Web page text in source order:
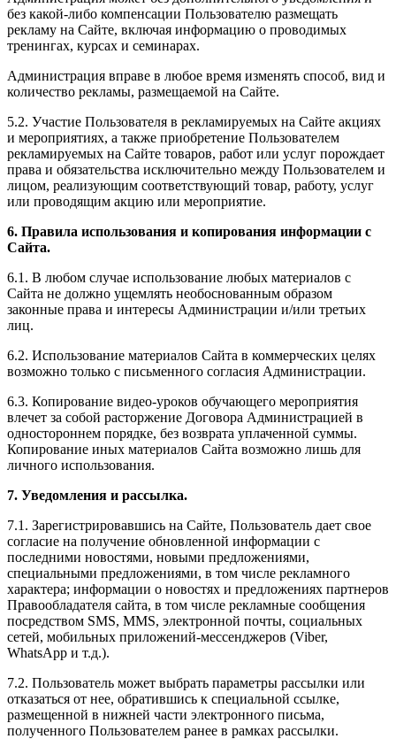
без какой-либо компенсации Пользователю размещать
рекламу на Сайте, включая информацию о проводимых
тренингах, курсах и семинарах.
Администрация вправе в любое время изменять способ, вид и
количество рекламы, размещаемой на Сайте.
5.2. Участие Пользователя в рекламируемых на Сайте акциях
и мероприятиях, а также приобретение Пользователем
рекламируемых на Сайте товаров, работ или услуг порождает
права и обязательства исключительно между Пользователем и
лицом, реализующим соответствующий товар, работу, услуг
или проводящим акцию или мероприятие.
6. Правила использования и копирования информации с
Сайта.
6.1. В любом случае использование любых материалов с
Сайта не должно ущемлять необоснованным образом
законные права и интересы Администрации и/или третьих
лиц.
6.2. Использование материалов Сайта в коммерческих целях
возможно только с письменного согласия Администрации.
6.3. Копирование видео-уроков обучающего мероприятия
влечет за собой расторжение Договора Администрацией в
одностороннем порядке, без возврата уплаченной суммы.
Копирование иных материалов Сайта возможно лишь для
личного использования.
7. Уведомления и рассылка.
7.1. Зарегистрировавшись на Сайте, Пользователь дает свое
согласие на получение обновленной информации с
последними новостями, новыми предложениями,
специальными предложениями, в том числе рекламного
характера; информации о новостях и предложениях партнеров
Правообладателя сайта, в том числе рекламные сообщения
посредством SMS, MMS, электронной почты, социальных
сетей, мобильных приложений-мессенджеров (Viber,
WhatsApp и т.д.).
7.2. Пользователь может выбрать параметры рассылки или
отказаться от нее, обратившись к специальной ссылке,
размещенной в нижней части электронного письма,
полученного Пользователем ранее в рамках рассылки.